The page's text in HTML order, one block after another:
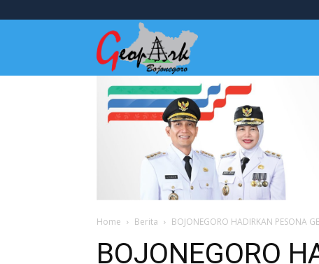
Bojonegoro
Home Berita BOJONEGORO HADIRKAN PESONA
BOJONEGORO